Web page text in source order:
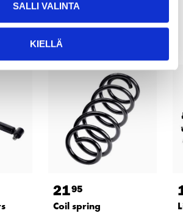
SALLI VALINTA
KIELLÄ
also bought
2195
Coil spring